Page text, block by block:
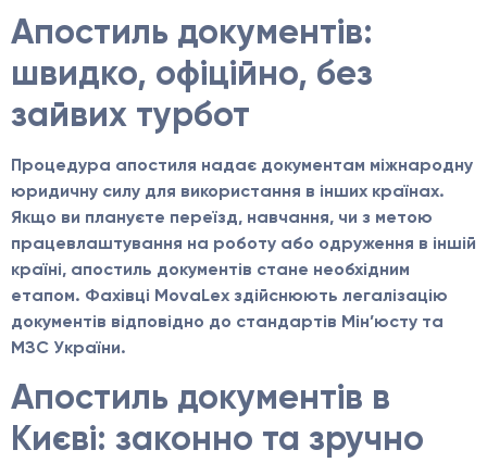
Апостиль документів:
швидко, офіційно, без
зайвих турбот
Процедура апостиля надає документам міжнародну
юридичну силу для використання в інших країнах.
Якщо ви плануєте переїзд, навчання, чи з метою
працевлаштування на роботу або одруження в іншій
країні, апостиль документів стане необхідним
етапом. Фахівці MovaLex здійснюють легалізацію
документів відповідно до стандартів Мін’юсту та
МЗС України.
Апостиль документів в
Києві: законно та зручно